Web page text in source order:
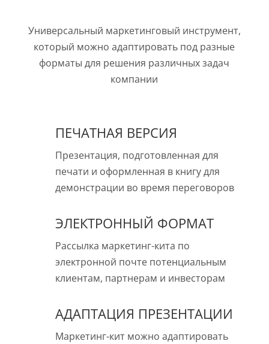
Универсальный маркетинговый инструмент,
который можно адаптировать под разные
форматы для решения различных задач
компании
ПЕЧАТНАЯ ВЕРСИЯ
Презентация, подготовленная для
печати и оформленная в книгу для
демонстрации во время переговоров
ЭЛЕКТРОННЫЙ ФОРМАТ
Рассылка маркетинг-кита по
электронной почте потенциальным
клиентам, партнерам и инвесторам
АДАПТАЦИЯ ПРЕЗЕНТАЦИИ
Маркетинг-кит можно адаптировать